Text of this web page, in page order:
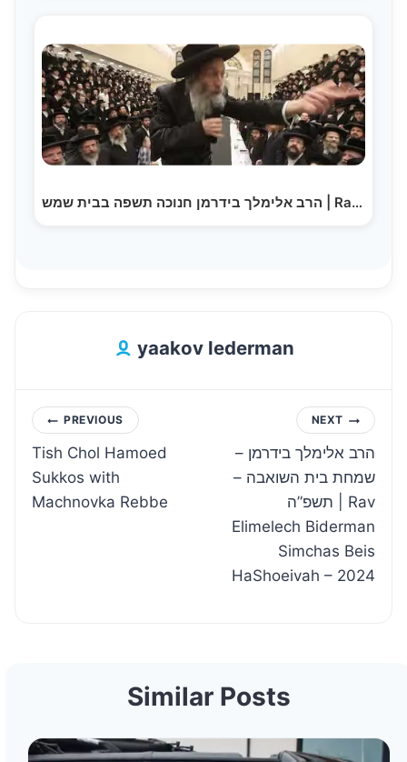
הרב אלימלך בידרמן חנוכה תשפה בבית שמש | Rav…
yaakov lederman
Post
navigation
PREVIOUS
Tish Chol Hamoed
Sukkos with
Machnovka Rebbe
NEXT
הרב אלימלך בידרמן –
שמחת בית השואבה –
תשפ”ה | Rav
Elimelech Biderman
Simchas Beis
HaShoeivah – 2024
Similar Posts